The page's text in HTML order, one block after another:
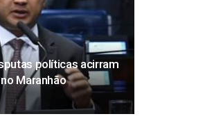
políticas acirram
Maranhão